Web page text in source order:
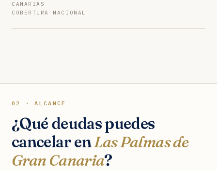
CANARIAS
COBERTURA NACIONAL
02 · ALCANCE
¿Qué deudas puedes
cancelar enLas Palmas de
Gran Canaria?